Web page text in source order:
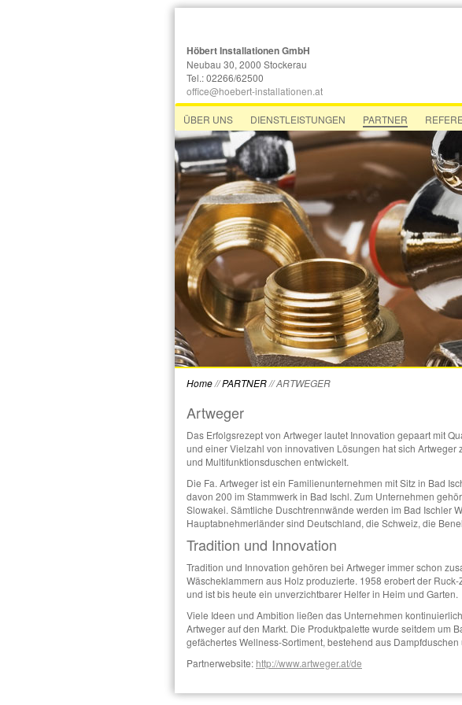
Höbert Installationen GmbH
Neubau 30, 2000 Stockerau
Tel.: 02266/62500
office@hoebert-installationen.at
ÜBER UNS DIENSTLEISTUNGEN PARTNER
Home//PARTNER//ARTWEGER
Artweger
Das Erfolgsrezept von Artweger lautet Innovation gepaart mit
und einer Vielzahl von innovativen Lösungen hat sich
und Multifunktionsduschen entwickelt.
Die Fa. Artweger ist ein Familienunternehmen mit Sitz in Bad
davon 200 im Stammwerk in Bad Ischl. Zum Unternehmen
Slowakei. Sämtliche Duschtrennwände werden im Bad Ischler
Hauptabnehmerländer sind Deutschland, die Schweiz, die
Tradition und Innovation
Tradition und Innovation gehören bei Artweger immer schon
Wäscheklammern aus Holz produzierte. 1958 erobert der
und ist bis heute ein unverzichtbarer Helfer in Heim und Garten.
Viele Ideen und Ambition ließen das Unternehmen
Artweger auf den Markt. Die Produktpalette wurde seitdem um
gefächertes Wellness-Sortiment, bestehend aus
Partnerwebsite: http://www.artweger.at/de